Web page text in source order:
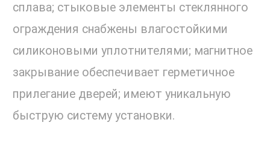
сплава; стыковые элементы стеклянного
ограждения снабжены влагостойкими
силиконовыми уплотнителями; магнитное
закрывание обеспечивает герметичное
прилегание дверей; имеют уникальную
быструю систему установки.